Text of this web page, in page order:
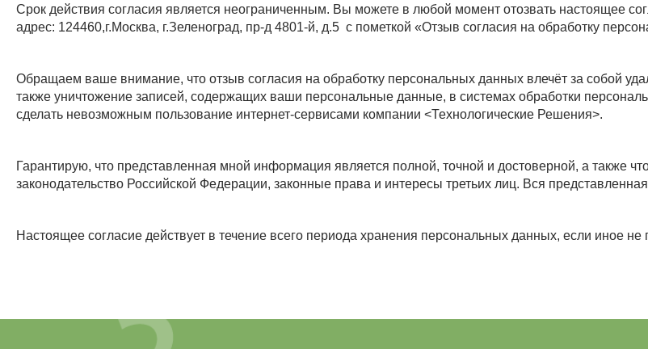
Срок действия согласия является неограниченным. Вы можете в любой момент отозвать настоящее
адрес: 124460,г.Москва, г.Зеленоград, пр-д 4801-й, д.5 с пометкой «Отзыв согласия на обработку
Обращаем ваше внимание, что отзыв согласия на обработку персональных данных влечёт за собой
также уничтожение записей, содержащих ваши персональные данные, в системах обработки
сделать невозможным пользование интернет-сервисами компании <Технологические Решения>.
Гарантирую, что представленная мной информация является полной, точной и достоверной, а также
законодательство Российской Федерации, законные права и интересы третьих лиц. Вся
Настоящее согласие действует в течение всего периода хранения персональных данных, если иное